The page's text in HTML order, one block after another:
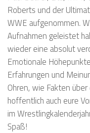
Roberts und der
WWE aufgenommen.
Aufnahmen geleistet
wieder eine absolut
Emotionale
Erfahrungen und
Ohren, wie Fakten
hoffentlich auch eure
im
Spaß!